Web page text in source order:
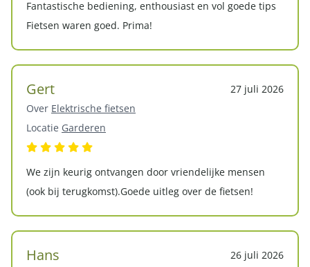
Fantastische bediening, enthousiast en vol goede tips
Fietsen waren goed. Prima!
Gert
27 juli 2026
Over Elektrische fietsen
Locatie Garderen
We zijn keurig ontvangen door vriendelijke mensen
(ook bij terugkomst).Goede uitleg over de fietsen!
Hans
26 juli 2026